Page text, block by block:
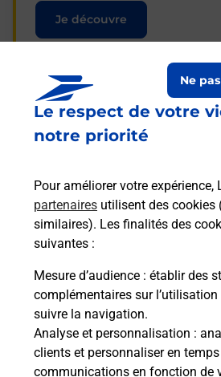
Le respect de votre
notre priorité
Pour améliorer votre expérience,
partenaires utilisent des cookies
similaires). Les finalités des
suivantes :
Mesure d’audience : établir des
complémentaires sur
suivre la navigation.
Analyse et personnalisation :
clients et personnaliser en
communications en fonction de
Ne
Je découvre
Questions
posées
La téléassistance
médaillon d’alarme
c’est ?
Comment fonctionne la
téléassistance classique ?